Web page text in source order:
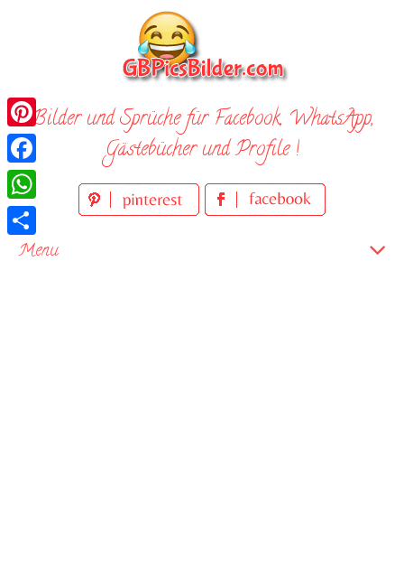
Bilder und Sprüche für Facebook, WhatsApp,
Gästebücher und Profile !
Menu
Pinterest
Facebook
WhatsApp
Teilen